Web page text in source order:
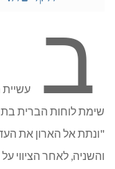
ב
עשיית
שימת לוחות הברית
"ונתת אל הארון את
והשניה, לאחר הציווי